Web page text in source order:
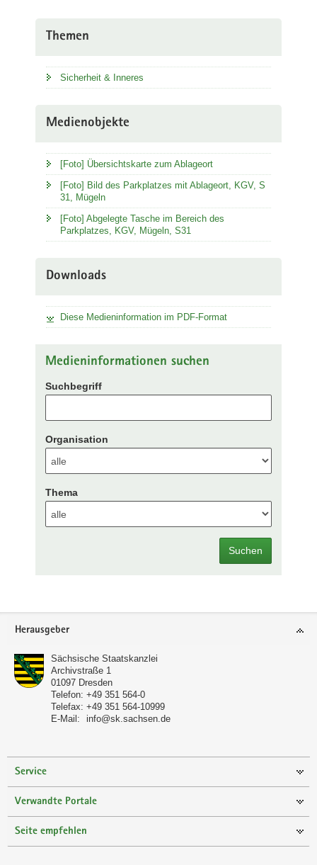
Themen
Sicherheit & Inneres
Medienobjekte
[Foto] Übersichtskarte zum Ablageort
[Foto] Bild des Parkplatzes mit Ablageort, KGV, S
31, Mügeln
[Foto] Abgelegte Tasche im Bereich des
Parkplatzes, KGV, Mügeln, S31
Downloads
Diese Medieninformation im PDF-Format
Medieninformationen suchen
Suchbegriff
Organisation
Thema
Suchen
Footer-
Herausgeber
Sächsische Staatskanzlei
Archivstraße 1
01097 Dresden
Telefon: +49 351 564-0
Telefax: +49 351 564-10999
E-Mail:
info@sk.sachsen.de
Service
Verwandte Portale
Seite empfehlen